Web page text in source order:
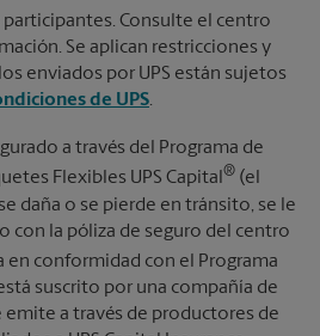
Consulte el centro
Se aplican restricciones y
enviados por UPS están sujetos
de UPS.
a través del Programa de
Flexibles UPS Capital® (el
daña o se pierde en tránsito, se le
con la póliza de seguro del centro
en conformidad con el Programa
suscrito por una compañía de
emite a través de productores de